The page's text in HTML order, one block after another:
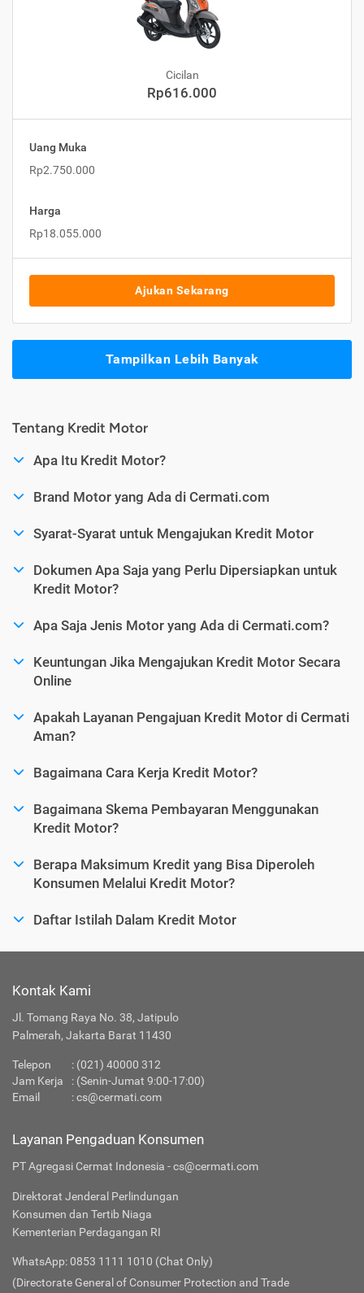
Cicilan
Rp616.000
Uang Muka
Rp2.750.000
Harga
Rp18.055.000
Ajukan Sekarang
Tampilkan Lebih Banyak
Tentang Kredit Motor
Apa Itu Kredit Motor?
Brand Motor yang Ada di Cermati.com
Syarat-Syarat untuk Mengajukan Kredit Motor
Dokumen Apa Saja yang Perlu Dipersiapkan untuk
Kredit Motor?
Apa Saja Jenis Motor yang Ada di Cermati.com?
Keuntungan Jika Mengajukan Kredit Motor Secara
Online
Apakah Layanan Pengajuan Kredit Motor di Cermati
Aman?
Bagaimana Cara Kerja Kredit Motor?
Bagaimana Skema Pembayaran Menggunakan
Kredit Motor?
Berapa Maksimum Kredit yang Bisa Diperoleh
Konsumen Melalui Kredit Motor?
Daftar Istilah Dalam Kredit Motor
Kontak Kami
Jl. Tomang Raya No. 38, Jatipulo
Palmerah, Jakarta Barat 11430
Telepon : (021) 40000 312
Jam Kerja
: (Senin-Jumat 9:00-17:00)
Email
:cs@cermati.com
Layanan Pengaduan Konsumen
PT Agregasi Cermat Indonesia - cs@cermati.com
Direktorat Jenderal Perlindungan
Konsumen dan Tertib Niaga
Kementerian Perdagangan RI
WhatsApp: 0853 1111 1010 (Chat Only)
(Directorate General of Consumer Protection and Trade